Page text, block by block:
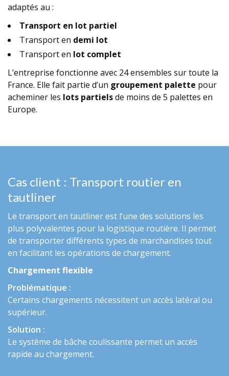
adaptés au :
Transport en lot partiel
Transport en demi lot
Transport en lot complet
L’entreprise fonctionne avec 24 ensembles sur toute la
France. Elle fait partie d’un groupement palette pour
acheminer les lots partielsde moins de 5 palettes en
Europe.
Cas client : Transport routier en
tautliner
Le transport en tautlinerest l’une des solutions les
plus polyvalentes pour la logistique routière. Il permet
de transporter différents types de marchandises tout
en facilitant les opérations de chargement.
Chargement flexible
Problématique :
Certains chargements nécessitent un accès latéral ou
supérieur.
Solution :
Le système de bâche coulissante permet un accès
rapide au chargement.